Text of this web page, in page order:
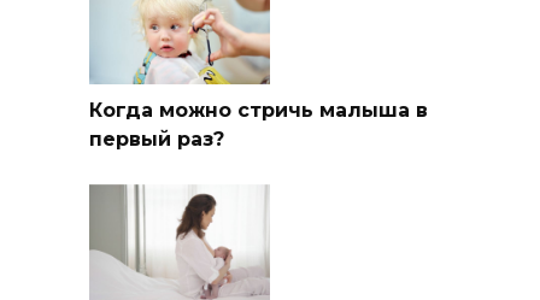
Когда можно стричь малыша в
первый раз?